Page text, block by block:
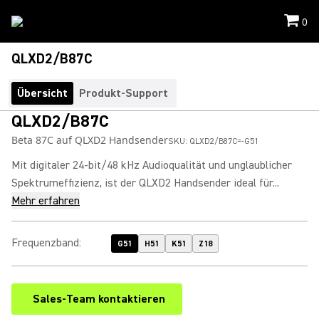
0
QLXD2/B87C
Übersicht Produkt-Support
QLXD2/B87C
Beta 87C auf QLXD2 HandsenderSKU: QLXD2/B87C=-G51
Mit digitaler 24-bit/48 kHz Audioqualität und unglaublicher
Spektrumeffizienz, ist der QLXD2 Handsender ideal für...
Mehr erfahren
Frequenzband: G51 H51 K51 Z18
Sales-Team kontaktieren